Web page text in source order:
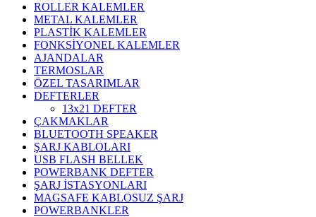
ROLLER KALEMLER
METAL KALEMLER
PLASTİK KALEMLER
FONKSİYONEL KALEMLER
AJANDALAR
TERMOSLAR
ÖZEL TASARIMLAR
DEFTERLER
13x21 DEFTER
ÇAKMAKLAR
BLUETOOTH SPEAKER
ŞARJ KABLOLARI
USB FLASH BELLEK
POWERBANK DEFTER
ŞARJ İSTASYONLARI
MAGSAFE KABLOSUZ ŞARJ
POWERBANKLER